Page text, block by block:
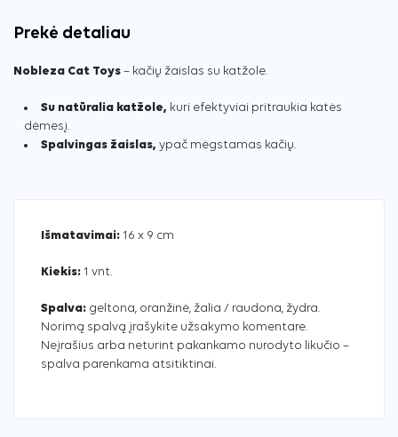
Prekė detaliau
Nobleza Cat Toys – kačių žaislas su katžole.
Su natūralia katžole, kuri efektyviai pritraukia katės
dėmesį.
Spalvingas žaislas, ypač mėgstamas kačių.
Išmatavimai: 16 x 9 cm
Kiekis: 1 vnt.
Spalva: geltona, oranžinė, žalia / raudona, žydra.
Norimą spalvą įrašykite užsakymo komentare.
Neįrašius arba neturint pakankamo nurodyto likučio –
spalva parenkama atsitiktinai.